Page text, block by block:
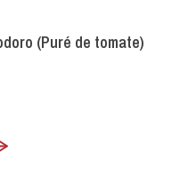
(Puré de tomate)